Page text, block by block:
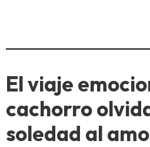
El viaje
cachorro
soledad al